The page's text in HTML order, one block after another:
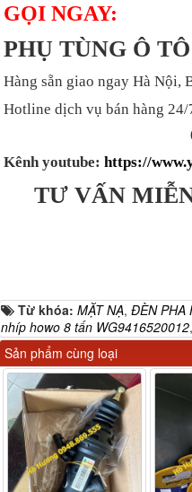
GỌI NGAY:
PHỤ TÙNG Ô
Hàng sẵn giao ngay Hà Nội,
Hotline dịch vụ bán hàng 24/
Kênh youtube: https://
TƯ VẤN
Từ khóa: MẶT NẠ, ĐÈN PHA
nhíp howo 8 tấn WG9416520012
Sản phẩm cùng loại